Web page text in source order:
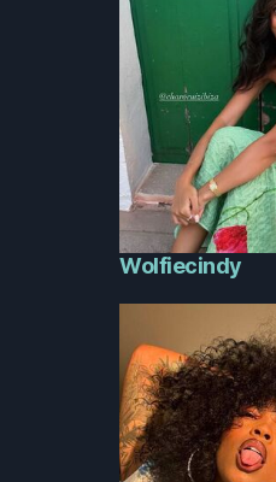
Wolfiecindy